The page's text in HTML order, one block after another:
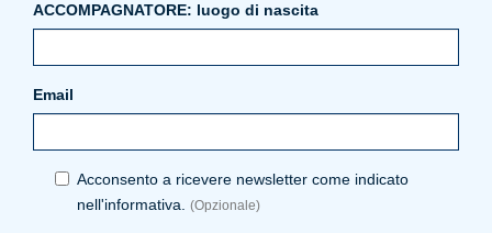
ACCOMPAGNATORE: luogo di nascita
Email
Acconsento a ricevere newsletter come indicato
nell'informativa. (Opzionale)